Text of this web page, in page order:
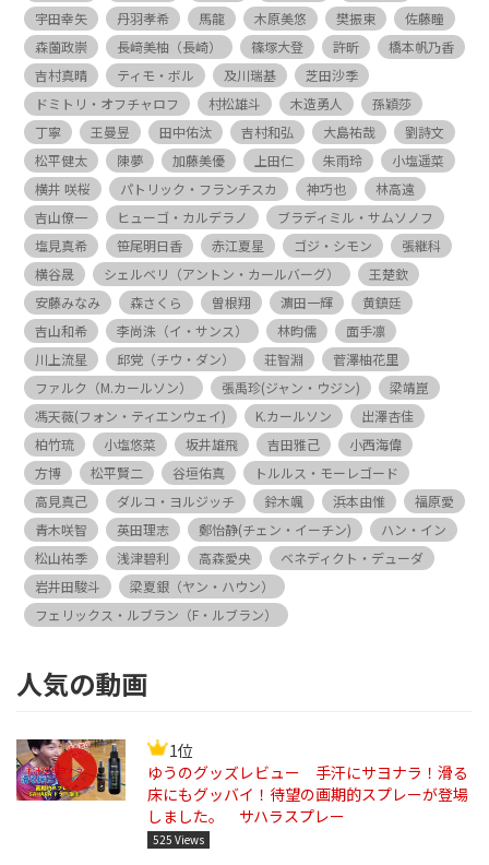
宇田幸矢
丹羽孝希 馬龍 木原美悠 樊振東
佐藤瞳
森薗政崇
長﨑美柚（長崎） 篠塚大登 許昕
橋本帆乃香
吉村真晴
ティモ・ボル 及川瑞基
芝田沙季
ドミトリ・オフチャロフ
村松雄斗 木造勇人
孫穎莎
丁寧
王曼昱 田中佑汰 吉村和弘 大島祐哉
劉詩文
松平健太
陳夢 加藤美優 上田仁 朱雨玲
小塩遥菜
横井 咲桜
パトリック・フランチスカ 神巧也
林高遠
吉山僚一
ヒューゴ・カルデラノ
ブラディミル・サムソノフ
塩見真希
笹尾明日香 赤江夏星 ゴジ・シモン
張継科
横谷晟
シェルベリ（アントン・カールバーグ）
王楚欽
安藤みなみ
森さくら 曽根翔 濵田一輝
黄鎮廷
吉山和希
李尚洙（イ・サンス） 林昀儒
面手凛
川上流星
邱党（チウ・ダン） 荘智淵
菅澤柚花里
ファルク（M.カールソン）
張禹珍(ジャン・ウジン)
梁靖崑
馮天薇(フォン・ティエンウェイ)
K.カールソン
出澤杏佳
柏竹琉
小塩悠菜 坂井雄飛 吉田雅己
小西海偉
方博
松平賢二 谷垣佑真
トルルス・モーレゴード
高見真己
ダルコ・ヨルジッチ 鈴木颯 浜本由惟
福原愛
青木咲智
英田理志 鄭怡静(チェン・イーチン)
ハン・イン
松山祐季
浅津碧利 高森愛央
ベネディクト・デューダ
岩井田駿斗
梁夏銀（ヤン・ハウン）
フェリックス・ルブラン（F・ルブラン）
人気の動画
1位
ゆうのグッズレビュー 手汗にサヨナラ！滑る
床にもグッバイ！待望の画期的スプレーが登場
しました。 サハラスプレー
525 Views